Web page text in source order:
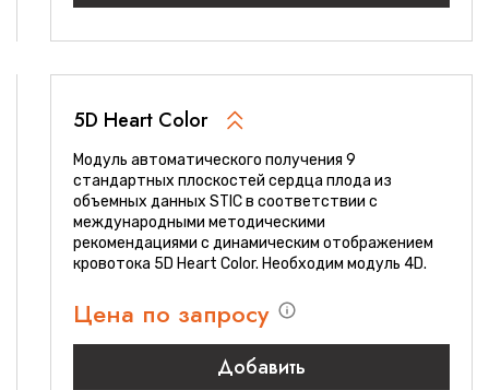
5D Heart Color
Модуль автоматического получения 9
стандартных плоскостей сердца плода из
объемных данных STIC в соответствии с
международными методическими
рекомендациями с динамическим отображением
кровотока 5D Heart Color. Необходим модуль 4D.
Цена по запросу
Добавить